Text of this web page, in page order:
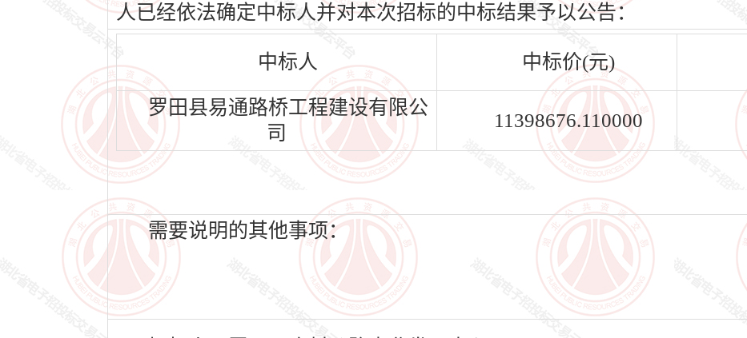
人已经依法确定中标人并对本次招标的中标结果予以公告：
中标人 中标价(元)
罗田县易通路桥工程建设有限公
司
11398676.110000
需要说明的其他事项：